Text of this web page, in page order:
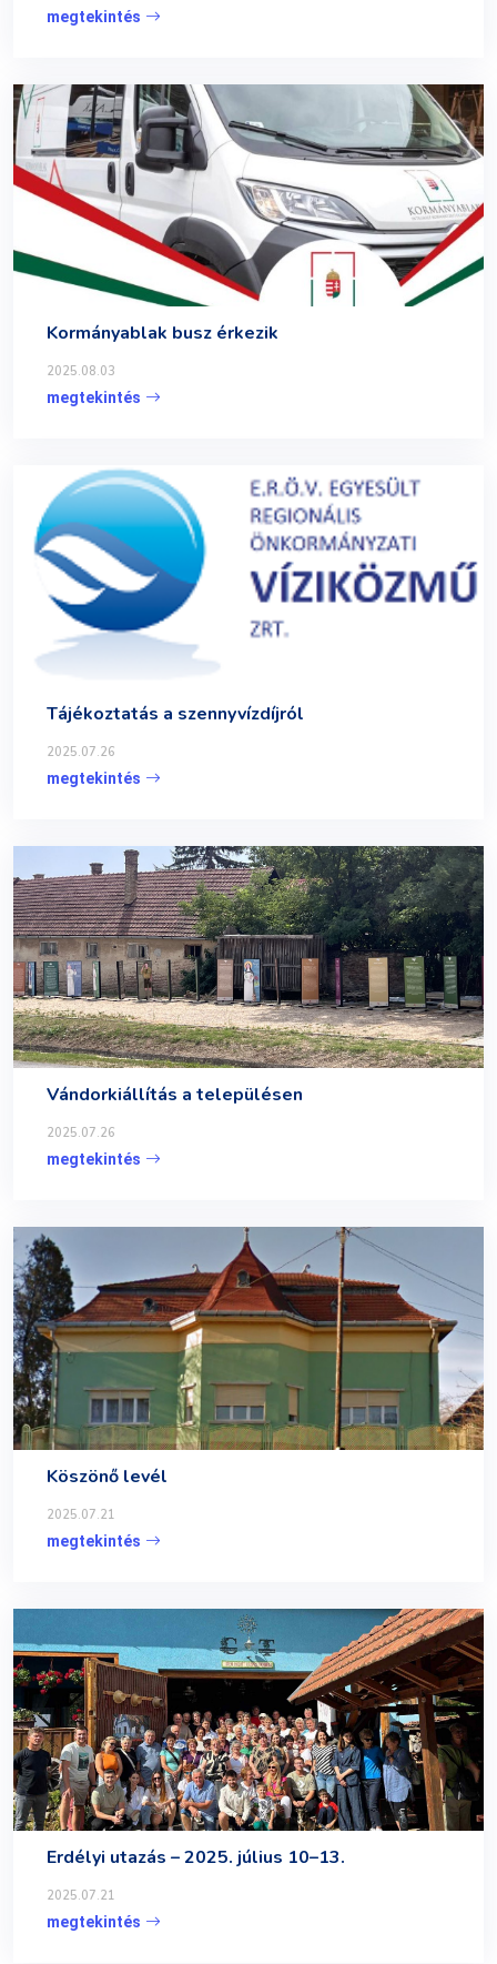
megtekintés
Kormányablak busz érkezik
2025.08.03
megtekintés
Tájékoztatás a szennyvízdíjról
2025.07.26
megtekintés
Vándorkiállítás a településen
2025.07.26
megtekintés
Köszönő levél
2025.07.21
megtekintés
Erdélyi utazás – 2025. július 10–13.
2025.07.21
megtekintés